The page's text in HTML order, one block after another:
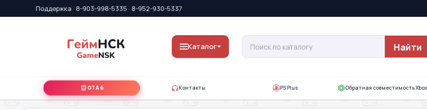
Поддержка · 8-903-998-5335 · 8-952-930-5337
Каталог Найти
GTA 6 Контакты PS Plus Обратная совместимость Xbox